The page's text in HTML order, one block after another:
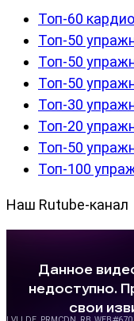
Топ-60
Топ-50
Топ-50
Топ-50
Топ-30
Топ-20
Топ-50
Топ-100
Наш Rutube-канал